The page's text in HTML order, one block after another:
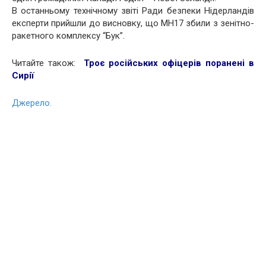
В останньому технічному звіті Ради безпеки Нідерландів
експерти прийшли до висновку, що MH17 збили з зенітно-
ракетного комплексу “Бук”.
Читайте також: Троє російських офіцерів поранені в
Сирії
Джерело.